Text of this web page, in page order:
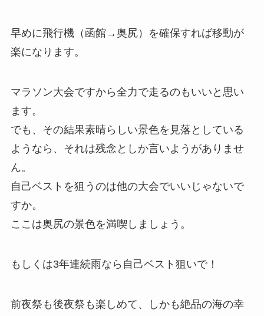
早めに飛行機（函館→奥尻）を確保すれば移動が
楽になります。
マラソン大会ですから全力で走るのもいいと思い
ます。
でも、その結果素晴らしい景色を見落としている
ようなら、それは残念としか言いようがありませ
ん。
自己ベストを狙うのは他の大会でいいじゃないで
すか。
ここは奥尻の景色を満喫しましょう。
もしくは3年連続雨なら自己ベスト狙いで！
前夜祭も後夜祭も楽しめて、しかも絶品の海の幸